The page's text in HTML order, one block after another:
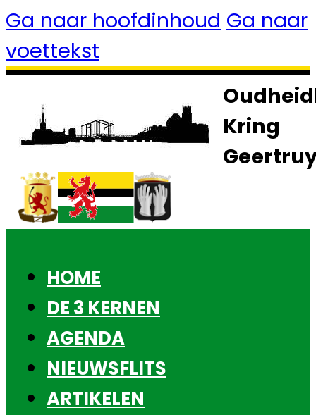
Ga naar hoofdinhoud Ga naar
voettekst
Kring
HOME
DE 3 KERNEN
AGENDA
NIEUWSFLITS
ARTIKELEN